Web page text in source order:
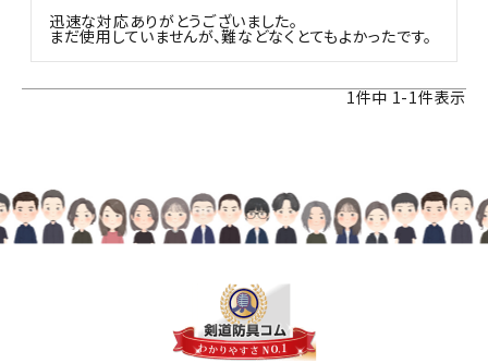
迅速な対応ありがとうございました。
まだ使用していませんが、難などなくとてもよかったです。
1件中 1-1件表示